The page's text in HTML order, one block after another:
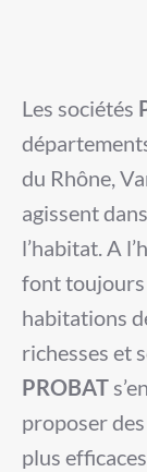
Les sociétés
du Rhône,
agissent
l’habitat. A
font toujours
habitations
richesses et
PROBAT
proposer
plus